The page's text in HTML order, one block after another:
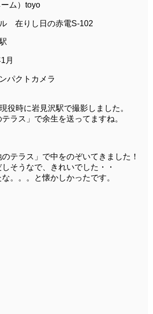
ム）toyo
在りし日の赤電S-102
月
パクトカメラ
時に岩見沢駅で撮影しました。
ス」で余生を送ってますね。
ラス」で中をのぞいてきました！
うなで、きれいでした・・
。。と懐かしかったです。